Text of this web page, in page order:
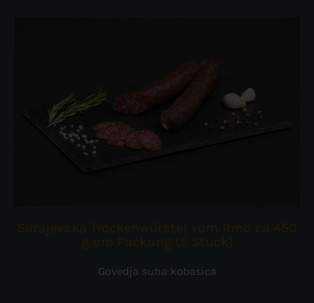
Govedja suha kobasica